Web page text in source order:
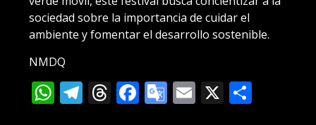
sociedad sobre la importancia de cuidar el
ambiente y fomentar el desarrollo sostenible.
NMDQ
WhatsApp
Telegram
Threads
Facebook
Google
Email
X